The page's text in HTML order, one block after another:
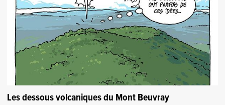
Les dessous volcaniques du Mont Beuvray